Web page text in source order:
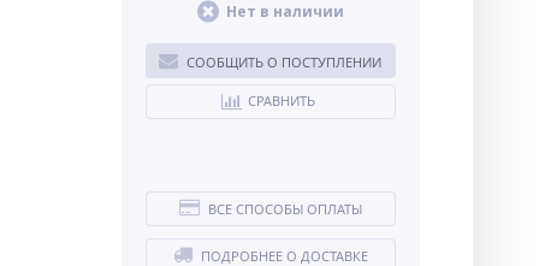
Нет в наличии
СООБЩИТЬ О ПОСТУПЛЕНИИ
СРАВНИТЬ
ВСЕ СПОСОБЫ ОПЛАТЫ
ПОДРОБНЕЕ О ДОСТАВКЕ